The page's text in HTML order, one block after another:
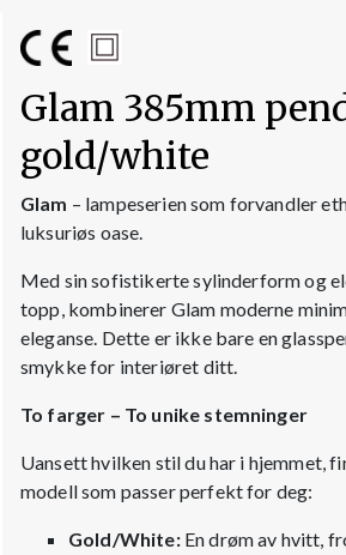
Glam 385mm
gold/white
Glam – lampeserien som forvandler
luksuriøs oase.
Med sin sofistikerte sylinderform og
topp, kombinerer Glam moderne
eleganse. Dette er ikke bare en
smykke for interiøret ditt.
To farger – To unike stemninger
Uansett hvilken stil du har i hjemmet,
modell som passer perfekt for deg:
Gold/White:En drøm av hvitt,